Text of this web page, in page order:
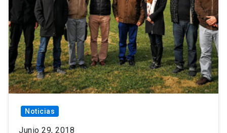
Noticias
Junio 29, 2018